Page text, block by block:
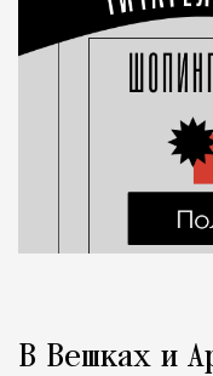
В Вешках и